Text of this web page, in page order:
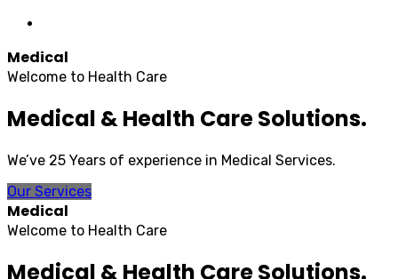
Medical
Welcome to Health Care
Medical & Health Care Solutions.
We’ve 25 Years of experience in Medical Services.
Our Services
Medical
Welcome to Health Care
Medical & Health Care Solutions.